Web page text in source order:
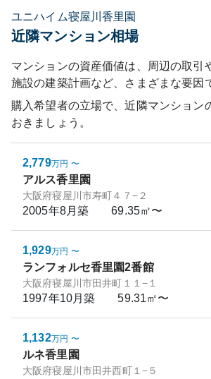
ユニハイム寝屋川香里園
近隣マンション相場
マンションの資産価値は、周辺の取引
施設の建築計画など、さまざまな要因
購入希望者の立場で、近隣マンション
おきましょう。
2,779万円 〜
アルス香里園
大阪府寝屋川市寿町４７−２
2005年8月築 69.35㎡〜
1,929万円 〜
ランフォルセ香里園2番館
大阪府寝屋川市田井町１１−１
1997年10月築 59.31㎡〜
1,132万円 〜
ルネ香里園
大阪府寝屋川市田井西町１−５